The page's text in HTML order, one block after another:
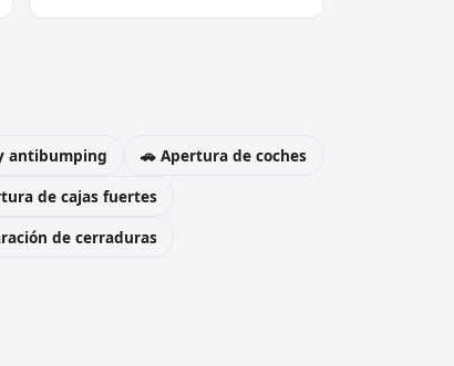
antibumping
🚗 Apertura de coches
de cajas fuertes
de cerraduras